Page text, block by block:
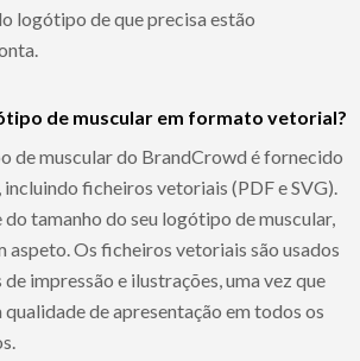
logótipo de que precisa estão
de muscular em formato vetorial?
de muscular do BrandCrowd é fornecido
ficheiros vetoriais (PDF e SVG).
tamanho do seu logótipo de muscular,
aspeto. Os ficheiros vetoriais são usados
impressão e ilustrações, uma vez que
qualidade de apresentação em todos os